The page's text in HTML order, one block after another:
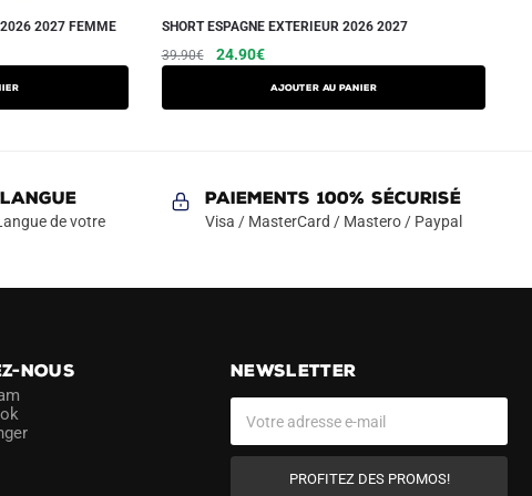
2026 2027 FEMME
SHORT ESPAGNE EXTERIEUR 2026 2027
39.90€
Le
24.90€Le
AJOUTER AU PANIER
Ce
produit
a
Les
options
du
produit
de votre
Paiements 100% Sécurisé
Visa / MasterCard / Mastero / Paypal
NOUS
NEWSLETTER
PROFITEZ DES PROMOS!